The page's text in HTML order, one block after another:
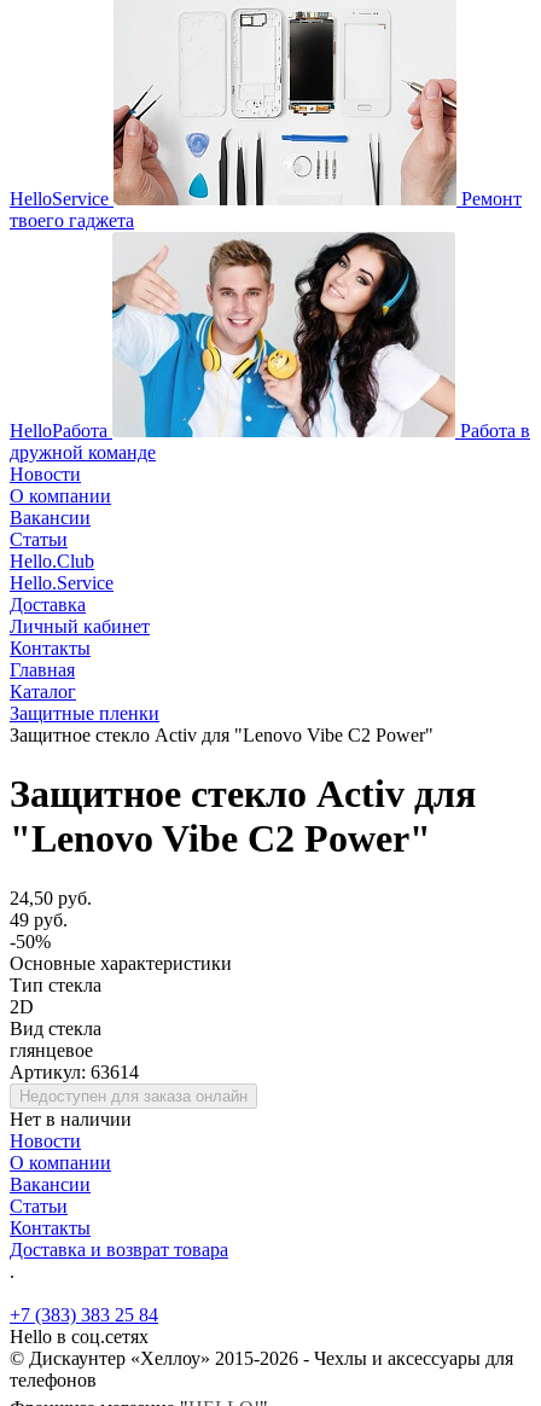
HelloService
Ремонт
твоего гаджета
HelloРабота
Работа в
дружной команде
Новости
О компании
Вакансии
Статьи
Hello.Club
Hello.Service
Доставка
Личный кабинет
Контакты
Главная
Каталог
Защитные пленки
Защитное стекло Activ для "Lenovo Vibe C2 Power"
Защитное стекло Activ для
"Lenovo Vibe C2 Power"
24,50 руб.
49 руб.
-50%
Основные характеристики
Тип стекла
2D
Вид стекла
глянцевое
Артикул: 63614
Недоступен для заказа онлайн
Нет в наличии
Новости
О компании
Вакансии
Статьи
Контакты
Доставка и возврат товара
.
+7 (383) 383 25 84
Hello в соц.сетях
© Дискаунтер «Хеллоу» 2015-2026 - Чехлы и аксессуары для
телефонов